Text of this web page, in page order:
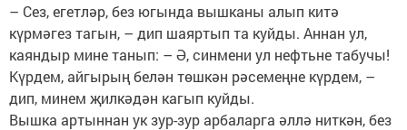
– Сез, егетләр, без югында вышканы алып китә
күрмәгез тагын, – дип шаяртып та куйды. Аннан ул,
каяндыр мине танып: – Ә, синмени ул нефтьне табучы!
Күрдем, айгырың белән төшкән рәсемеңне күрдем, –
дип, минем җилкәдән кагып куйды.
Вышка артыннан ук зур-зур арбаларга әллә ниткән, без